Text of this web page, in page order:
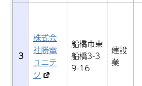
3
株式会
社勝電
ユニテ
ク
船橋市東
船橋3-3
9-16
建設
業